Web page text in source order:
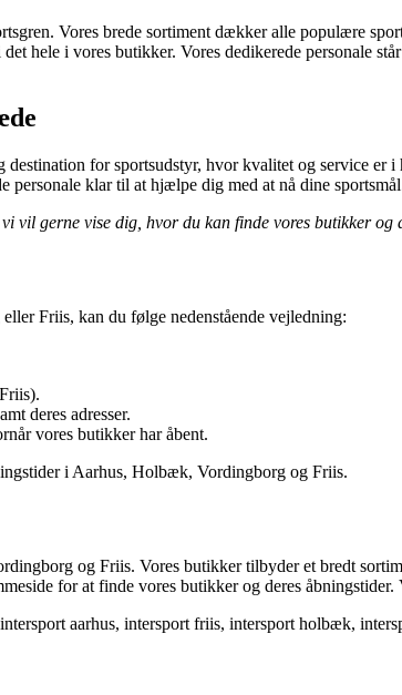
Vores brede sortiment dækker alle populære
hele i vores butikker. Vores dedikerede personale
for sportsudstyr, hvor kvalitet og service
personale klar til at hjælpe dig med at nå dine
gerne vise dig, hvor du kan finde vores butikker og
Friis, kan du følge nedenstående vejledning:
deres adresser.
vores butikker har åbent.
i Aarhus, Holbæk, Vordingborg og Friis.
og Friis. Vores butikker tilbyder et bredt
for at finde vores butikker og deres
aarhus, intersport friis, intersport holbæk,